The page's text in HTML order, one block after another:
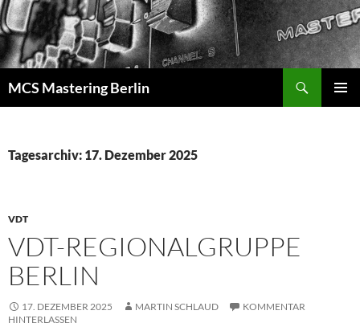
Zum
Inhalt
springen
MCS Mastering Berlin
Tagesarchiv: 17. Dezember 2025
VDT
VDT-REGIONALGRUPPE
BERLIN
17. DEZEMBER 2025 MARTIN SCHLAUD
KOMMENTAR
HINTERLASSEN